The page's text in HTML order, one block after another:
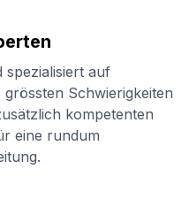
spezialisiert auf
Schwierigkeiten
kompetenten
eine rundum